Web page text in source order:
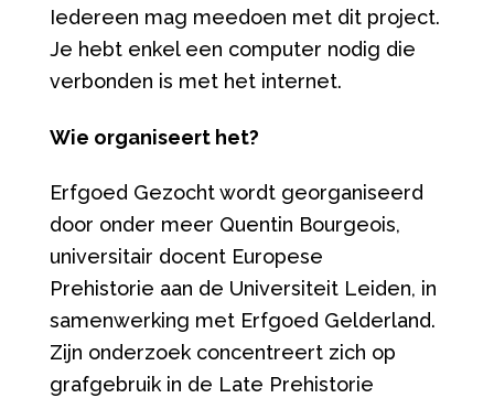
Iedereen mag meedoen met dit project.
Je hebt enkel een computer nodig die
verbonden is met het internet.
Wie organiseert het?
Erfgoed Gezocht wordt georganiseerd
door onder meer Quentin Bourgeois,
universitair docent Europese
Prehistorie aan de Universiteit Leiden, in
samenwerking met Erfgoed Gelderland.
Zijn onderzoek concentreert zich op
grafgebruik in de Late Prehistorie